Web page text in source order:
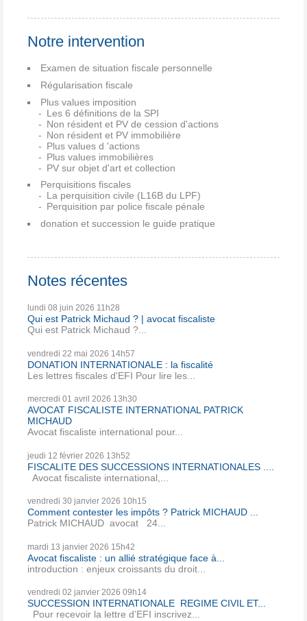
Notre intervention
Examen de situation fiscale personnelle
Régularisation fiscale
Plus values imposition
Les 6 définitions de la SPI
Non résident et PV de cession d'actions
Non résident et PV immobilière
Plus values d 'actions
Plus values immobilières
PV sur objet d'art et collection
Perquisitions fiscales
La perquisition civile (L16B du LPF)
Perquisition par police fiscale pénale
donation et succession le guide pratique
Notes récentes
lundi 08 juin 2026 11h28
Qui est Patrick Michaud ? | avocat fiscaliste
Qui est Patrick Michaud ?...
vendredi 22 mai 2026 14h57
DONATION INTERNATIONALE : la fiscalité
Les lettres fiscales d'EFI Pour lire les...
mercredi 01 avril 2026 13h30
AVOCAT FISCALISTE INTERNATIONAL PATRICK
MICHAUD
Avocat fiscaliste international pour...
jeudi 12 février 2026 13h52
FISCALITE DES SUCCESSIONS INTERNATIONALES ....
Avocat fiscaliste international,...
vendredi 30 janvier 2026 10h15
Comment contester les impôts ? Patrick MICHAUD ...
Patrick MICHAUD avocat 24...
mardi 13 janvier 2026 15h42
Avocat fiscaliste : un allié stratégique face à...
introduction : enjeux croissants du droit...
vendredi 02 janvier 2026 09h14
SUCCESSION INTERNATIONALE REGIME CIVIL ET...
Pour recevoir la lettre d’EFI inscrivez...